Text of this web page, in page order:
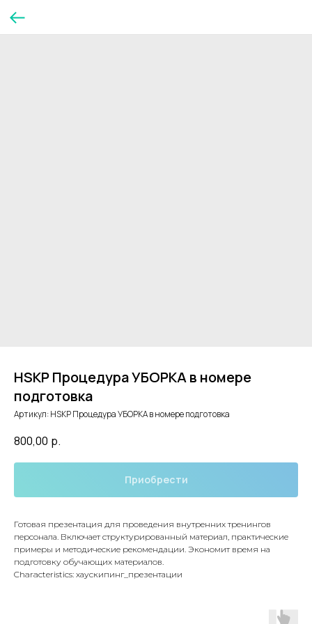
HSKP Процедура УБОРКА в номере
подготовка
Артикул:HSKP Процедура УБОРКА в номере подготовка
800,00 р.
Приобрести
Готовая презентация для проведения внутренних тренингов
персонала. Включает структурированный материал, практические
примеры и методические рекомендации. Экономит время на
подготовку обучающих материалов.
Characteristics: хаускипинг_презентации